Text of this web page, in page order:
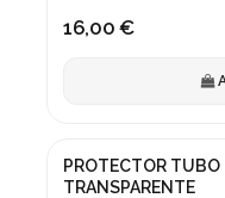
16,00 €
PROTECTOR
TRANSPARENTE